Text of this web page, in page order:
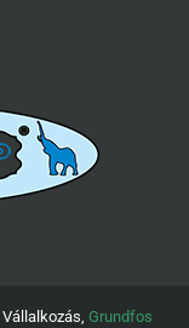
Vállalkozás, Grundfos